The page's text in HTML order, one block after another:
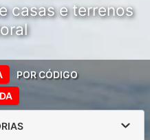
casas e terrenos
POR CÓDIGO